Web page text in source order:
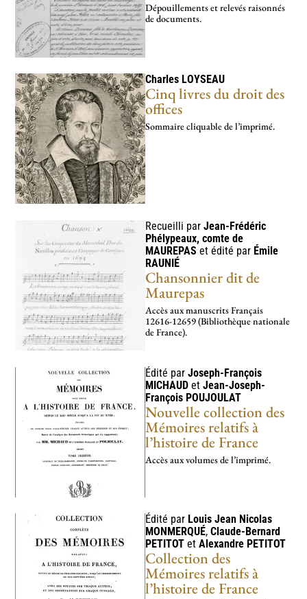
Dépouillements et relevés raisonnés
de documents.
Charles LOYSEAU
Cinq livres du droit des
offices
Sommaire cliquable de l’imprimé.
Recueilli parJean-Frédéric
Phélypeaux, comte de
MAUREPAS et édité par Émile
RAUNIÉ
Chansonnier dit de
Maurepas
Accès aux manus­crits Français
12616-12659 (Bibliothèque nationale
de France).
Édité parJoseph-François
MICHAUD etJean-Joseph-
François POUJOULAT
Nouvelle collection des
Mémoires relatifs à
l’histoire de France
Accès aux volumes de l’imprimé.
Édité par Louis Jean Nicolas
MONMERQUÉ,Claude-Bernard
PETITOT etAlexandre PETITOT
Collection des
Mémoires relatifs à
l’histoire de France